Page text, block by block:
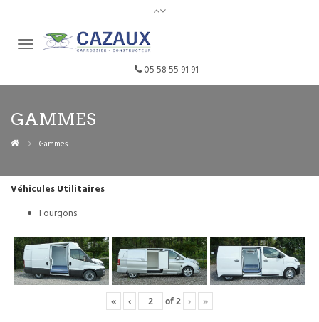
05 58 55 91 91
GAMMES
Gammes
Véhicules Utilitaires
Fourgons
« ‹ of2 › »